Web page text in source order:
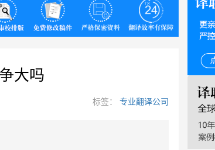
大吗
标签： 专业翻译公司